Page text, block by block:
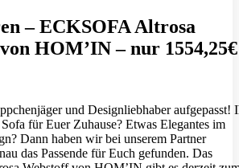
– ECKSOFA Altrosa
HOM’IN – nur
und Designliebhaber aufgepasst!
für Euer Zuhause? Etwas Elegantes im
Dann haben wir bei unserem Partner
das Passende für Euch gefunden. Das